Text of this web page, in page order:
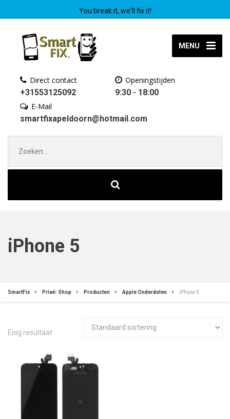
You break it, we'll fix it!
MENU
Direct contact
+31553125092
Openingstijden
9:30 - 18:00
E-Mail
smartfixapeldoorn@hotmail.com
naar:
iPhone 5
SmartFix Privé: Shop Producten Apple Onderdelen iPhone 5
Enig resultaat